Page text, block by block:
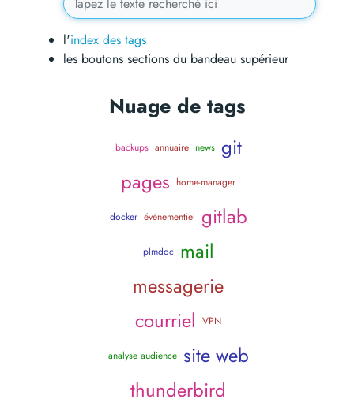
l'index des tags
les boutons sections du bandeau supérieur
Nuage de tags
backups annuaire news git
pages home-manager
docker événementiel gitlab
plmdoc mail
messagerie
courriel VPN
analyse audience site web
thunderbird